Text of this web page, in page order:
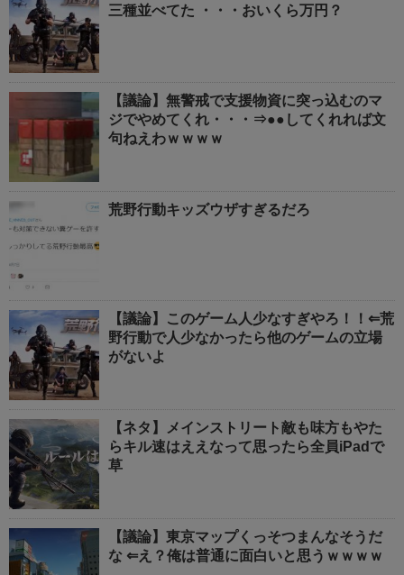
三種並べてた ・・・おいくら万円？
【議論】無警戒で支援物資に突っ込むのマ
ジでやめてくれ・・・⇒●●してくれれば文
句ねえわｗｗｗｗ
荒野行動キッズウザすぎるだろ
【議論】このゲーム人少なすぎやろ！！⇐荒
野行動で人少なかったら他のゲームの立場
がないよ
【ネタ】メインストリート敵も味方もやた
らキル速はええなって思ったら全員iPadで
草
【議論】東京マップくっそつまんなそうだ
な ⇐え？俺は普通に面白いと思うｗｗｗｗ